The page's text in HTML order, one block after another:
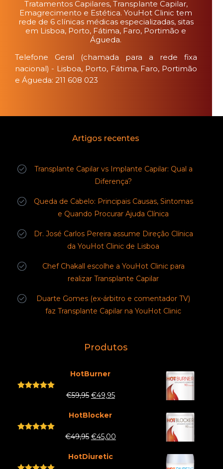
Tratamentos Capilares, Transplante Capilar,
Emagrecimento e Estética. YouHot Clinic tem
rede de 6 clínicas médicas especializadas, sitas
em Lisboa, Porto, Fátima, Faro, Portimão e
Águeda.
Telefone Geral (chamada para a rede fixa
nacional) - Lisboa, Porto, Fátima, Faro, Portimão
e Águeda: 211 608 023
Artigos recentes
Transplante Capilar vs Implante Capilar: Qual a
Diferença?
Queda de Cabelo: Principais Causas, Sintomas
e Quando Procurar Ajuda Clínica
Dr. José Carlos Pereira assume Direção Clínica
da YouHot Clinic de Lisboa
Chef Chakall escolhe a YouHot Clinic para
realizar Transplante Capilar
Duarte Gomes (ex-árbitro e comentador TV)
faz Transplante Capilar na YouHot Clinic
Produtos
HotBurner
€59,95 €49,95
HotBlocker
€49,95 €45,00
HotDiuretic